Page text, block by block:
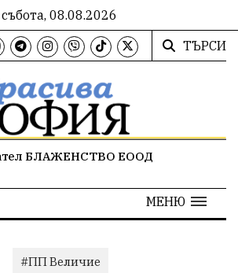
събота, 08.08.2026
ТЪРСИ
БЛАЖЕНСТВО ЕООД
МЕНЮ
#ПП Величие